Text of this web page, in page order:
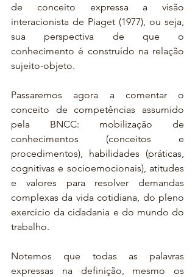
de conceito expressa a visão
interacionista de Piaget (1977), ou seja,
sua perspectiva de que o
conhecimento é construído na relação
sujeito-objeto.
Passaremos agora a comentar o
conceito de competências assumido
pela BNCC: mobilização de
conhecimentos (conceitos e
procedimentos), habilidades (práticas,
cognitivas e socioemocionais), atitudes
e valores para resolver demandas
complexas da vida cotidiana, do pleno
exercício da cidadania e do mundo do
trabalho.
Notemos que todas as palavras
expressas na definição, mesmo os